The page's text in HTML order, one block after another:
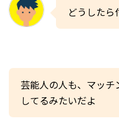
どうしたら
芸能人の人も、マッチ
してるみたいだよ